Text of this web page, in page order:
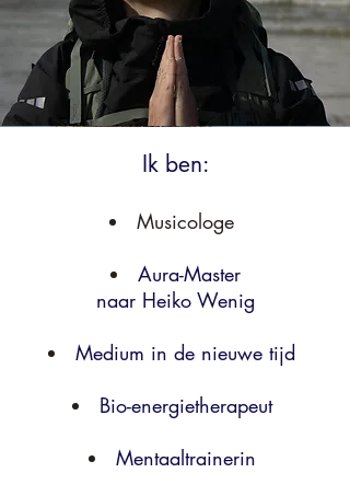
Ik ben:
Musicologe
Aura-Master
naar Heiko Wenig
Medium in de nieuwe tijd
Bio-energietherapeut
Mentaaltrainerin